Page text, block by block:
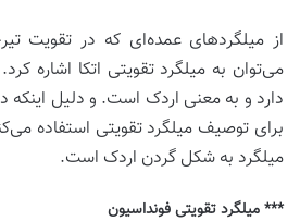
از میلگردهای عمده‌ای که در تقویت
می‌توان به میلگرد تقویتی اتکا اشاره
دارد و به معنی اردک است. و دلیل اینکه
برای توصیف میلگرد تقویتی استفاده
میلگرد به شکل گردن اردک است.
*** میلگرد تقویتی فونداسیون